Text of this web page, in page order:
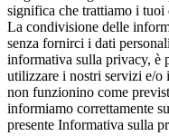
significa che trattiamo i tuoi
La condivisione delle
senza fornirci i dati
informativa sulla privacy, è
utilizzare i nostri servizi e/o
non funzionino come
informiamo correttamente
presente Informativa sulla